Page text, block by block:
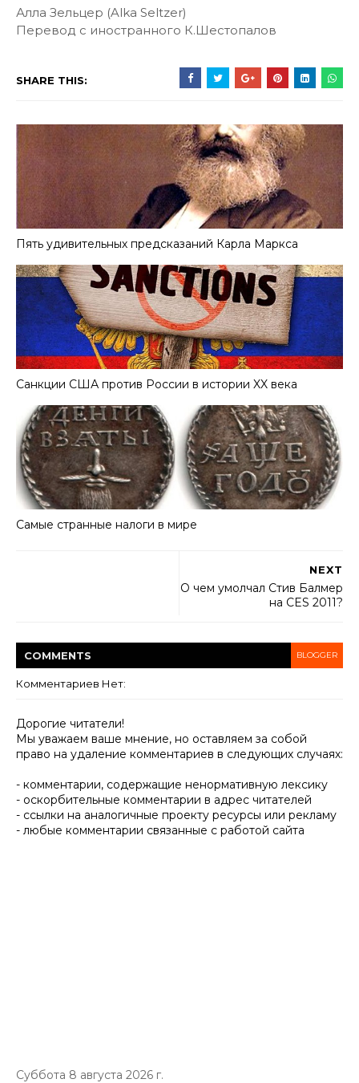
Алла Зельцер (Alka Seltzer)
Перевод с иностранного К.Шестопалов
SHARE THIS:
Пять удивительных предсказаний Карла Маркса
Санкции США против России в истории XX века
Самые странные налоги в мире
NEXT
О чем умолчал Стив Балмер
на CES 2011?
COMMENTS BLOGGER
Комментариев Нет:
Дорогие читатели!
Мы уважаем ваше мнение, но оставляем за собой
право на удаление комментариев в следующих случаях:
- комментарии, содержащие ненормативную лексику
- оскорбительные комментарии в адрес читателей
- ссылки на аналогичные проекту ресурсы или рекламу
- любые комментарии связанные с работой сайта
Суббота 8 августа 2026 г.